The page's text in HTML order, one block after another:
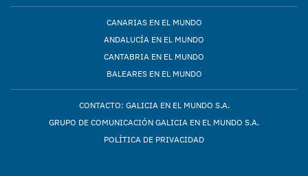
CANARIAS EN EL MUNDO
ANDALUCÍA EN EL MUNDO
CANTABRIA EN EL MUNDO
BALEARES EN EL MUNDO
CONTACTO: GALICIA EN EL MUNDO S.A.
GRUPO DE COMUNICACIÓN GALICIA EN EL MUNDO S.A.
POLÍTICA DE PRIVACIDAD